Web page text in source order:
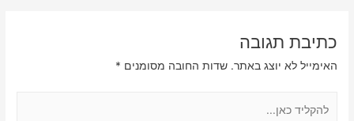
כתיבת תגובה
האימייל לא יוצג באתר. שדות החובה מסומנים *